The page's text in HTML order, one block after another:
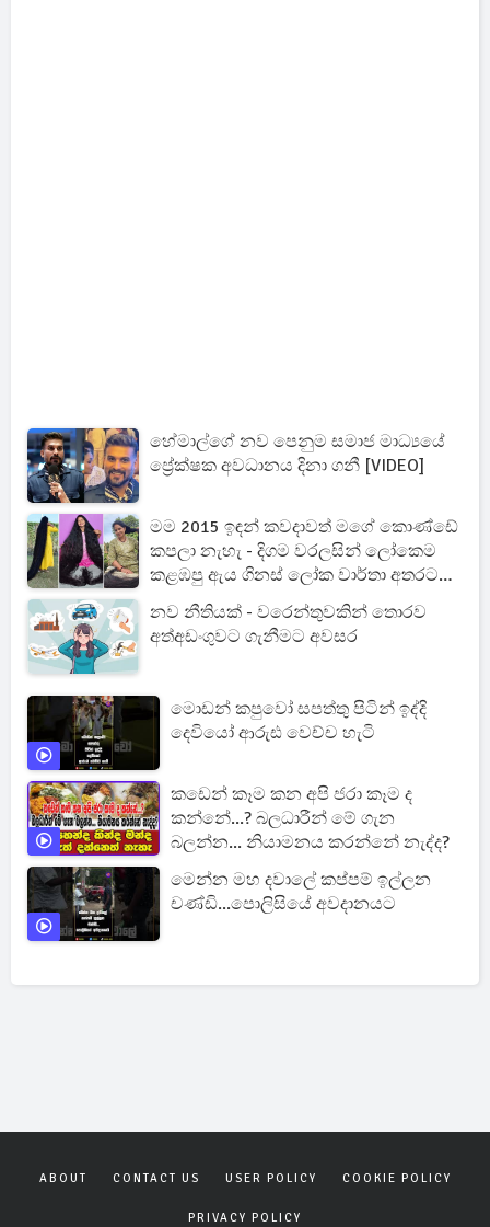
හේමාල්ගේ නව පෙනුම සමාජ මාධ්‍යයේ
ප්‍රේක්ෂක අවධානය දිනා ගනී [VIDEO]
මම 2015 ඉඳන් කවදාවත් මගේ කොණ්ඩේ
කපලා නැහැ - දිගම වරලසින් ලෝකෙම
කළඹපු ඇය ගිනස් ලෝක වාර්තා අතරට
[PHOTOS]
නව නීතියක් - වරෙන්තුවකින් තොරව
අත්අඩංගුවට ගැනීමට අවසර
මොඩන් කපුවෝ සපත්තු පිටින් ඉද්දි
දෙවියෝ ආරුඪ වෙච්ච හැටි
කඩෙන් කෑම කන අපි ජරා කෑම ද
කන්නේ...? බලධාරීන් මේ ගැන
බලන්න... නියාමනය කරන්නේ නැද්ද?
මෙන්න මහ දවාලේ කප්පම් ඉල්ලන
චණ්ඩි...පොලිසියේ අවදානයට
ABOUT CONTACT US USER POLICY COOKIE POLICY
PRIVACY POLICY